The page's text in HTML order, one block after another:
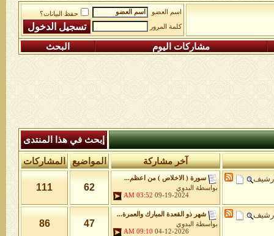
اسم العضو
حفظ البيانات؟
كلمة المرور
مشاركات اليوم البحث
إبحث في هذا المنتدى
آخر مشاركة المواضيع المشاركات
سورة ( الاخلاص ) من اعظم...
بواسطة
البدوي
09-19-2024
03:52 AM
62
111
شهر ذو القعدة المبارك والعمرة...
بواسطة
البدوي
04-12-2026
09:10 AM
47
86